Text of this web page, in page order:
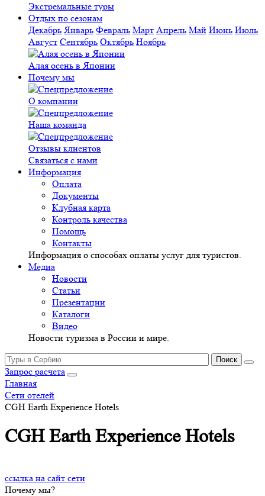
Экстремальные туры
Отдых по сезонам
Декабрь Январь Февраль Март Апрель Май Июнь Июль
Август Сентябрь Октябрь Ноябрь
Алая осень в Японии
Почему мы
О компании
Наша команда
Отзывы клиентов
Связаться с нами
Информация
Оплата
Документы
Клубная карта
Контроль качества
Помощь
Контакты
Информация о способах оплаты услуг для туристов.
Медиа
Новости
Статьи
Презентации
Каталоги
Видео
Новости туризма в России и мире.
Запрос расчета
Главная
Сети отелей
CGH Earth Experience Hotels
CGH Earth Experience Hotels
ссылка на сайт сети
Почему мы?